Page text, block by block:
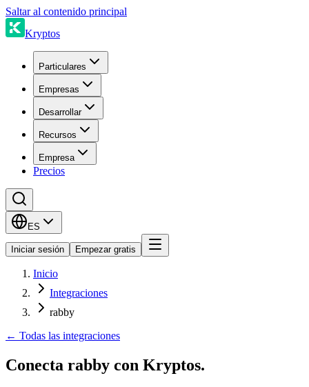
Saltar al contenido principal
Kryptos
Particulares
Empresas
Desarrollar
Recursos
Empresa
Precios
ES
Iniciar sesión Empezar gratis
Inicio
Integraciones
rabby
← Todas las integraciones
Conecta rabby con Kryptos.